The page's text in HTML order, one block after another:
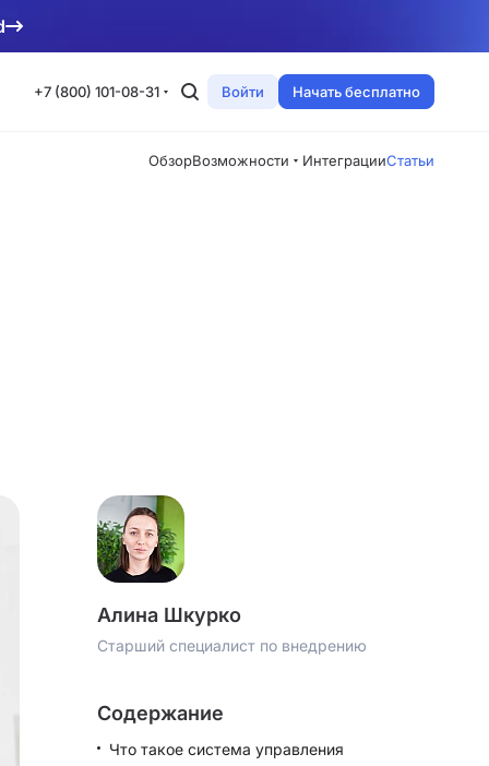
+7 (800) 101-08-31 Войти Начать бесплатно
ОбзорВозможности ИнтеграцииСтатьи
Алина Шкурко
Старший специалист по внедрению
Содержание
Что такое система управления